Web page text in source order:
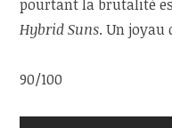
pourtant la brutalité
Hybrid Suns. Un joyau
90/100